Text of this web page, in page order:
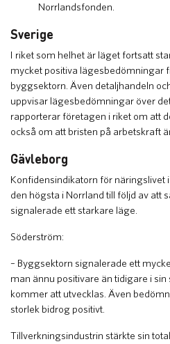
Norrlandsfonden.
Sverige
I riket som helhet är läget fortsatt
mycket positiva lägesbedömningar
byggsektorn. Även detaljhandeln
uppvisar lägesbedömningar över
rapporterar företagen i riket om att
också om att bristen på arbetskraft
Gävleborg
Konfidensindikatorn för näringslivet
den högsta i Norrland till följd av att
signalerade ett starkare läge.
Söderström:
– Byggsektorn signalerade ett
man ännu positivare än tidigare i
kommer att utvecklas. Även
storlek bidrog positivt.
Tillverkningsindustrin stärkte sin